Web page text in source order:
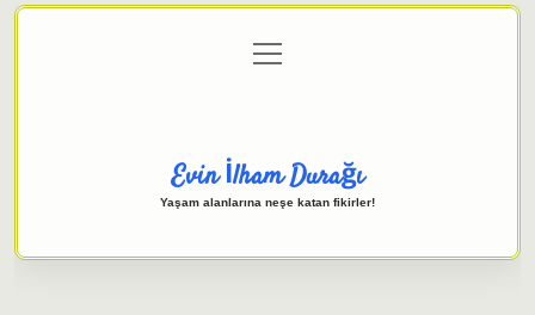
Gizlilik Politikası
menüyü
aç
Evin İlham Durağı
Yaşam alanlarına neşe katan fikirler!